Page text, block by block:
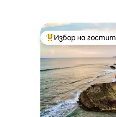
Най-популярен
Избор на